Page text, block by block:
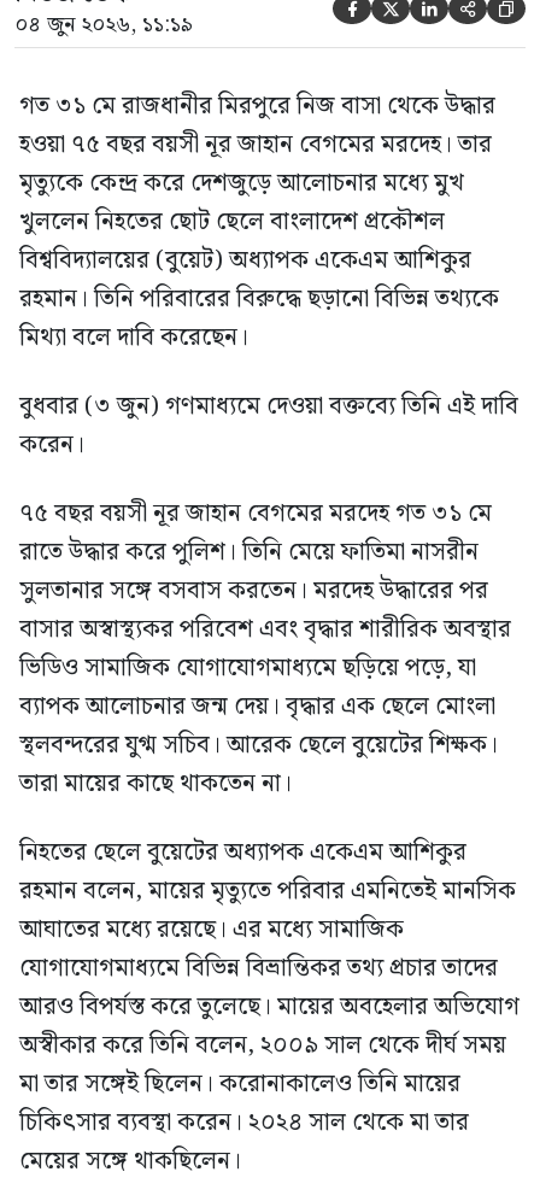
০৪ জুন ২০২৬, ১১:১৯     
গত ৩১ মে রাজধানীর মিরপুরে নিজ বাসা থেকে উদ্ধার
হওয়া ৭৫ বছর বয়সী নূর জাহান বেগমের মরদেহ। তার
মৃত্যুকে কেন্দ্র করে দেশজুড়ে আলোচনার মধ্যে মুখ
খুললেন নিহতের ছোট ছেলে বাংলাদেশ প্রকৌশল
বিশ্ববিদ্যালয়ের (বুয়েট) অধ্যাপক একেএম আশিকুর
রহমান। তিনি পরিবারের বিরুদ্ধে ছড়ানো বিভিন্ন তথ্যকে
মিথ্যা বলে দাবি করেছেন।
বুধবার (৩ জুন) গণমাধ্যমে দেওয়া বক্তব্যে তিনি এই দাবি
করেন।
৭৫ বছর বয়সী নূর জাহান বেগমের মরদেহ গত ৩১ মে
রাতে উদ্ধার করে পুলিশ। তিনি মেয়ে ফাতিমা নাসরীন
সুলতানার সঙ্গে বসবাস করতেন। মরদেহ উদ্ধারের পর
বাসার অস্বাস্থ্যকর পরিবেশ এবং বৃদ্ধার শারীরিক অবস্থার
ভিডিও সামাজিক যোগাযোগমাধ্যমে ছড়িয়ে পড়ে, যা
ব্যাপক আলোচনার জন্ম দেয়। বৃদ্ধার এক ছেলে মোংলা
স্থলবন্দরের যুগ্ম সচিব। আরেক ছেলে বুয়েটের শিক্ষক।
তারা মায়ের কাছে থাকতেন না।
নিহতের ছেলে বুয়েটের অধ্যাপক একেএম আশিকুর
রহমান বলেন, মায়ের মৃত্যুতে পরিবার এমনিতেই মানসিক
আঘাতের মধ্যে রয়েছে। এর মধ্যে সামাজিক
যোগাযোগমাধ্যমে বিভিন্ন বিভ্রান্তিকর তথ্য প্রচার তাদের
আরও বিপর্যস্ত করে তুলেছে। মায়ের অবহেলার অভিযোগ
অস্বীকার করে তিনি বলেন, ২০০৯ সাল থেকে দীর্ঘ সময়
মা তার সঙ্গেই ছিলেন। করোনাকালেও তিনি মায়ের
চিকিৎসার ব্যবস্থা করেন। ২০২৪ সাল থেকে মা তার
মেয়ের সঙ্গে থাকছিলেন।